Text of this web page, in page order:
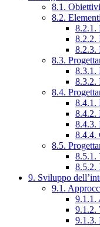
8.1.
8.2.
8.2.1.
8.2.2.
8.2.3.
8.3.
8.3.1.
8.3.2.
8.4.
8.4.1.
8.4.2.
8.4.3.
8.4.4.
8.5.
8.5.1.
8.5.2.
9. Sviluppo
9.1.
9.1.1.
9.1.2.
9.1.3.